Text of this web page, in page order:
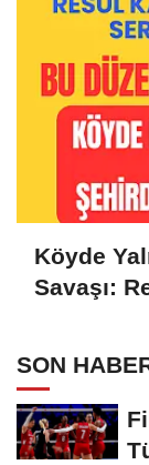
Köyde
Savaşı:
SON